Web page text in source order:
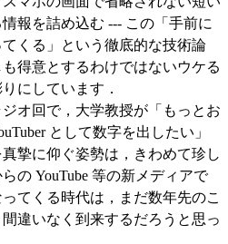
報を詰め込む --- この「手前に
くる」という徹底的な技術論
得意とするわけではないウケる
にしています．
オ回で，大学教授が「もっとお
として数字を出したい」
摯に仰ぐ姿勢は，きわめて珍し
の YouTube 等の新メディアで
てくる時代は，まだ数年先のこ
違いなく到来するだろうと思っ